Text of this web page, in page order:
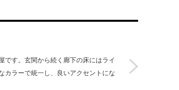
です。玄関から続く廊下の床にはライ
カラーで統一し、良いアクセントにな